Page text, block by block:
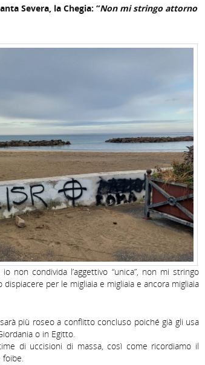
Severa, la Chegia: “Non mi stringo attorno
non condivida l’aggettivo “unica”, non mi stringo
per le migliaia e migliaia e ancora migliaia
più roseo a conflitto concluso poiché già gli usa
o in Egitto.
di uccisioni di massa, così come ricordiamo il
foibe.